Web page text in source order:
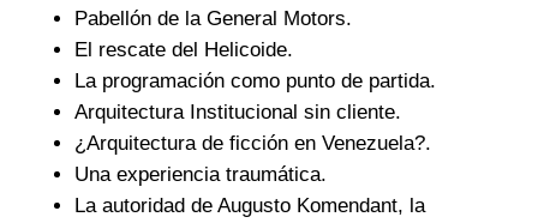
Pabellón de la General Motors.
El rescate del Helicoide.
La programación como punto de partida.
Arquitectura Institucional sin cliente.
¿Arquitectura de ficción en Venezuela?.
Una experiencia traumática.
La autoridad de Augusto Komendant, la